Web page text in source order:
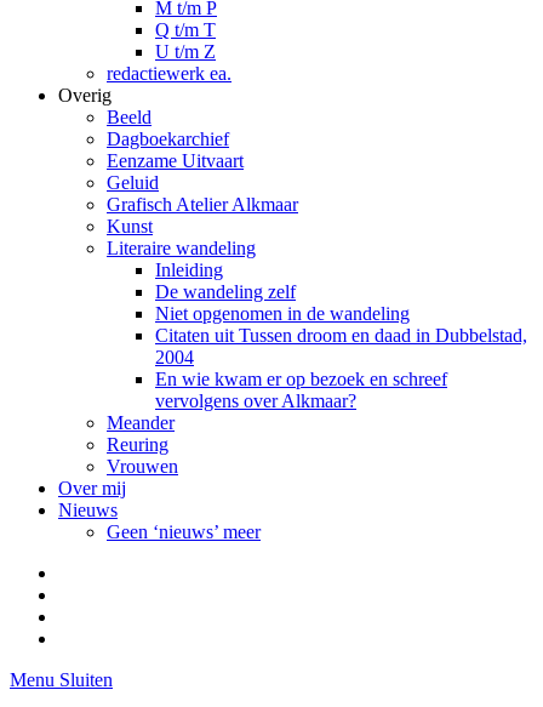
M t/m P
Q t/m T
U t/m Z
redactiewerk ea.
Overig
Beeld
Dagboekarchief
Eenzame Uitvaart
Geluid
Grafisch Atelier Alkmaar
Kunst
Literaire wandeling
Inleiding
De wandeling zelf
Niet opgenomen in de wandeling
Citaten uit Tussen droom en daad in Dubbelstad,
2004
En wie kwam er op bezoek en schreef
vervolgens over Alkmaar?
Meander
Reuring
Vrouwen
Over mij
Nieuws
Geen ‘nieuws’ meer
Menu Sluiten